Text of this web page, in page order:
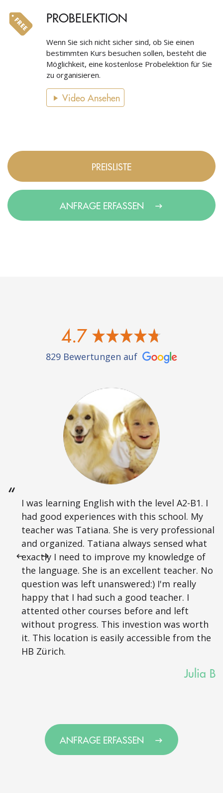
PROBELEKTION
Wenn Sie sich nicht sicher sind, ob Sie einen
bestimmten Kurs besuchen sollen, besteht die
Möglichkeit, eine kostenlose Probelektion für Sie
zu organisieren.
Video Ansehen
PREISLISTE
ANFRAGE ERFASSEN
4.7
829 Bewertungen auf
I was learning English with the level A2-B1. I
had good experiences with this school. My
teacher was Tatiana. She is very professional
and organized. Tatiana always sensed what
exactly I need to improve my knowledge of
the language. She is an excellent teacher. No
question was left unanswered:) I'm really
happy that I had such a good teacher. I
attented other courses before and left
without progress. This investion was worth
it. This location is easily accessible from the
HB Zürich.
Julia B
ANFRAGE ERFASSEN